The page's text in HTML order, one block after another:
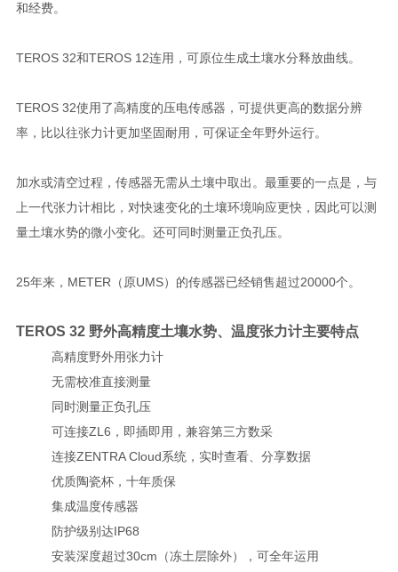
和经费。
TEROS 32和TEROS 12连用，可原位生成土壤水分释放曲线。
TEROS 32使用了高精度的压电传感器，可提供更高的数据分辨
率，比以往张力计更加坚固耐用，可保证全年野外运行。
加水或清空过程，传感器无需从土壤中取出。最重要的一点是，与
上一代张力计相比，对快速变化的土壤环境响应更快，因此可以测
量土壤水势的微小变化。还可同时测量正负孔压。
25年来，METER（原UMS）的传感器已经销售超过20000个。
TEROS 32 野外高精度土壤水势、温度张力计主要特点
高精度野外用张力计
无需校准直接测量
同时测量正负孔压
可连接ZL6，即插即用，兼容第三方数采
连接ZENTRA Cloud系统，实时查看、分享数据
优质陶瓷杯，十年质保
集成温度传感器
防护级别达IP68
安装深度超过30cm（冻土层除外），可全年运用